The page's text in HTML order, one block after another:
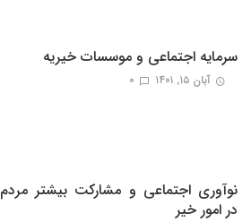
سرمایه اجتماعی و موسسات خیریه
آبان ۱۵, ۱۴۰۱ 0
نوآوری اجتماعی و مشارکت بیشتر مردم
در امور خیر